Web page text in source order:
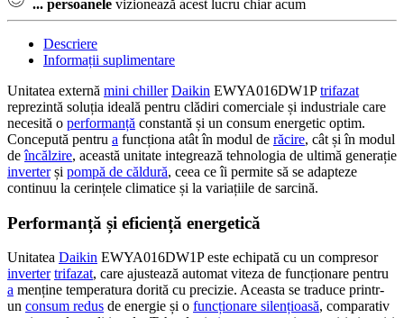
... persoanele vizionează acest lucru chiar acum
Descriere
Informații suplimentare
Unitatea externă mini chiller Daikin EWYA016DW1Ptrifazat
reprezintă soluția ideală pentru clădiri comerciale și industriale care
necesită o performanță constantă și un consum energetic optim.
Concepută pentru a funcționa atât în modul de răcire, cât și în modul
deîncălzire, această unitate integrează tehnologia de ultimă generație
inverterși pompă de căldură, ceea ce îi permite să se adapteze
continuu la cerințele climatice și la variațiile de sarcină.
Performanță și eficiență energetică
Unitatea Daikin EWYA016DW1P este echipată cu un compresor
inverter trifazat, care ajustează automat viteza de funcționare pentru
a menține temperatura dorită cu precizie. Aceasta se traduce printr-
un consum redus de energie și o funcționare silențioasă, comparativ